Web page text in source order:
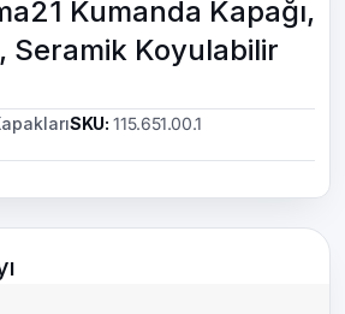
Kumanda Kapağı,
Seramik Koyulabilir
SKU: 115.651.00.1